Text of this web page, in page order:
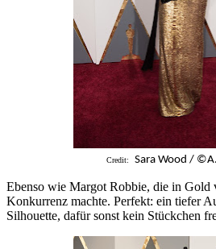
Credit: Sara Wood /
Ebenso wie Margot Robbie, die in Gold
Konkurrenz machte. Perfekt: ein tiefer
Silhouette, dafür sonst kein Stückchen